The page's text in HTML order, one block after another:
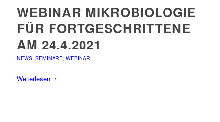
WEBINAR MIKROBIOLOGIE
FÜR FORTGESCHRITTENE
AM 24.4.2021
NEWS, SEMINARE, WEBINAR
Weiterlesen